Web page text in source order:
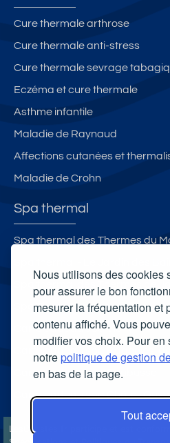
Nous utilisons des cookies
pour assurer le bon
mesurer la fréquentation et
contenu affiché. Vous
modifier vos choix. Pour
notrepolitique de gestion
en bas de la page.
Tout
Cure thermale arthrose
Cure thermale anti-stress
Cure thermale sevrage
Eczéma et cure thermale
Asthme infantile
Maladie de Raynaud
Affections cutanées et
Maladie de Crohn
Spa thermal
Spa thermal des Thermes du
Spa thermal des Thermes de
Spa Thermal Avène
Carte cadeau spa Vichy
Carte cadeau spa Bagnoles-
Carte cadeau spa Saubusse
Carte cadeau spa Châtel-
LesCuristes.fr participe et est